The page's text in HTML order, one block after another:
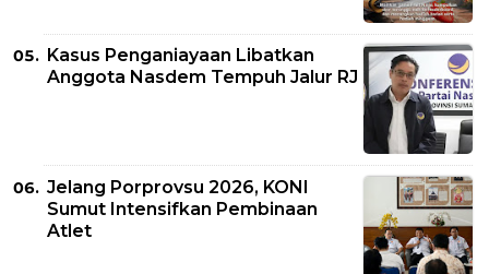
Kasus Penganiayaan Libatkan
Anggota Nasdem Tempuh Jalur RJ
Jelang Porprovsu 2026, KONI
Sumut Intensifkan Pembinaan
Atlet